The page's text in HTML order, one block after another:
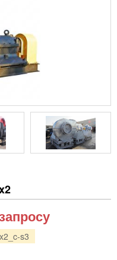
s3